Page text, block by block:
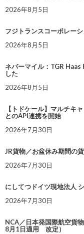
2026年8月5日
フジトランスコーポレー
2026年8月5日
ネバーマイル：TGR Haas
した
2026年8月5日
【トドケール】マルチキ
とのAPI連携を開始
2026年7月30日
JR貨物／お盆休み期間の
2026年7月30日
にしてつドイツ現地法人
2026年7月30日
NCA／日本発国際航空貨
8月1日適用 改定）